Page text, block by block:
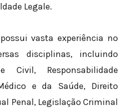
Legale.
vasta experiência no
disciplinas, incluindo
Civil, Responsabilidade
e da Saúde, Direito
Penal, Legislação Criminal